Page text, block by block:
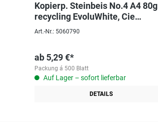
Kopierp. Steinbeis No.4 A4 80g
recycling EvoluWhite, Cie
135ERWEIßE
Art.-Nr.: 5060790
ab 5,29 €*
Packung á 500 Blatt
Auf Lager – sofort lieferbar
DETAILS